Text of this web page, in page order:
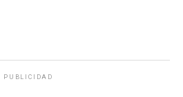
PUBLICIDAD